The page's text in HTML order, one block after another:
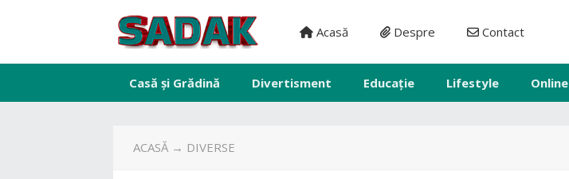
Acasă Despre Contact
Casă și Grădină Divertisment Educație Lifestyle Online
ACASĂ→ DIVERSE